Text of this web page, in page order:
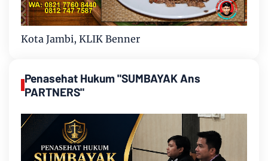
Kota Jambi, KLIK Benner
Penasehat Hukum "SUMBAYAK Ans
PARTNERS"